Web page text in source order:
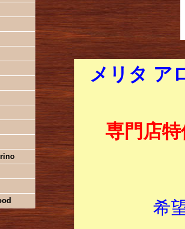
メリタ ア
専門店特
希